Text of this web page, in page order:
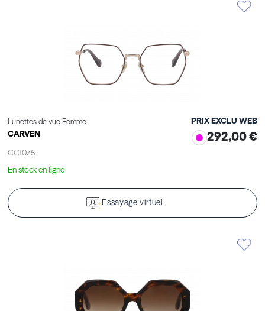
Lunettes de vue Femme
CARVEN
CC1075
PRIX EXCLU WEB
292,00 €
En stock en ligne
Essayage virtuel